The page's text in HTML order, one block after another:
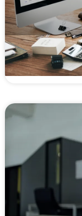
Títulos
que são e como
Securitizadora